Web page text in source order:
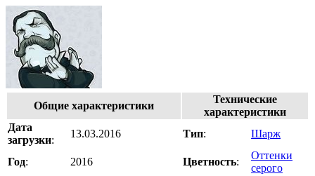
Общие характеристики
Технические
характеристики
Дата
загрузки:
13.03.2016 Тип: Шарж
Год: 2016 Цветность:
Оттенки
серого